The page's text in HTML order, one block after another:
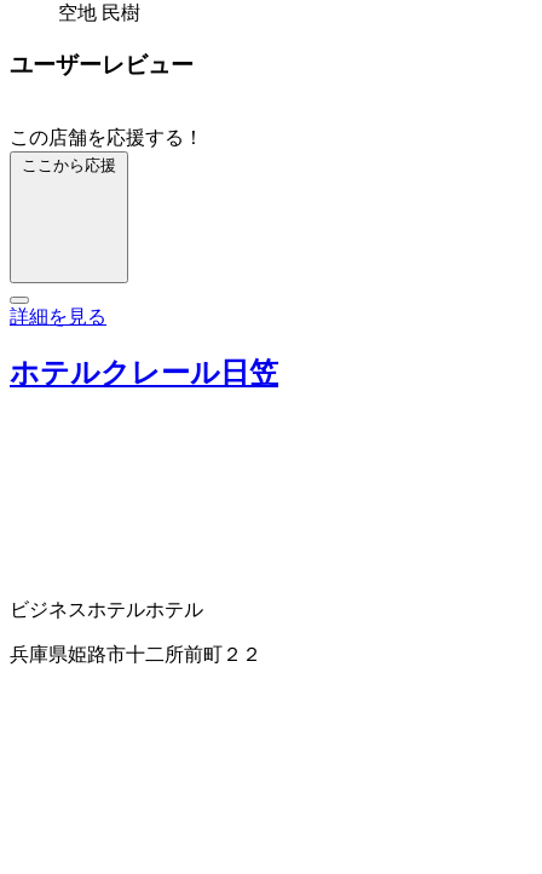
空地 民樹
ユーザーレビュー
この店舗を応援する！
ここから応援
詳細を見る
ホテルクレール日笠
ビジネスホテルホテル
兵庫県姫路市十二所前町２２